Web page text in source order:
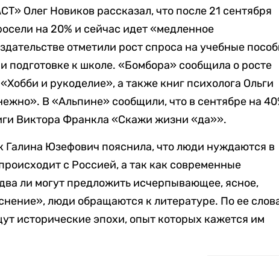
Олег Новиков рассказал, что после 21 сентября
на 20% и сейчас идет «медленное
отметили рост спроса на учебные
подготовке к школе. «Бомбора» сообщила о росте
и рукоделие», а также книг психолога Ольги
В «Альпине» сообщили, что в сентябре на
Виктора Франкла «Скажи жизни «да»».
Галина Юзефович пояснила, что люди нуждаются в
с Россией, а так как современные
ли могут предложить исчерпывающее, ясное,
люди обращаются к литературе. По ее
исторические эпохи, опыт которых кажется им